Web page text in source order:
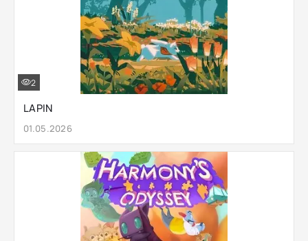
LAPIN
01.05.2026
2